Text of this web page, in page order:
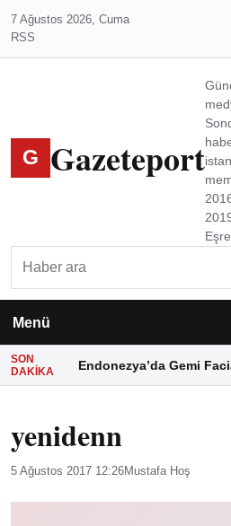
7 Ağustos 2026, Cuma
RSS
G Gazeteport
Menü
SON
DAKIKA
Endonezya’da Gemi
yenidenn
5 Ağustos 2017 12:26Mustafa Hoş